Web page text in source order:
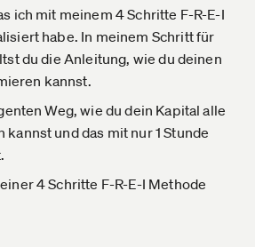
ich mit meinem 4 Schritte F-R-E-I
habe. In meinem Schritt für
du die Anleitung, wie du deinen
kannst.
Weg, wie du dein Kapital alle
kannst und das mit nur 1 Stunde
4 Schritte F-R-E-I Methode